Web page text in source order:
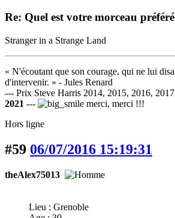
Re: Quel est votre morceau
Stranger in a Strange Land
« N'écoutant que son courage, qui ne lui
d'intervenir. » - Jules Renard
--- Prix Steve Harris 2014, 2015, 2016,
2021 ---
merci, merci !!!
Hors ligne
#59 06/07/2016 15:19:31
theAlex75013
Lieu : Grenoble